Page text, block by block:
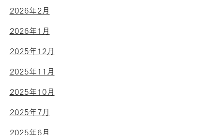
2026年2月
2026年1月
2025年12月
2025年11月
2025年10月
2025年7月
2025年6月